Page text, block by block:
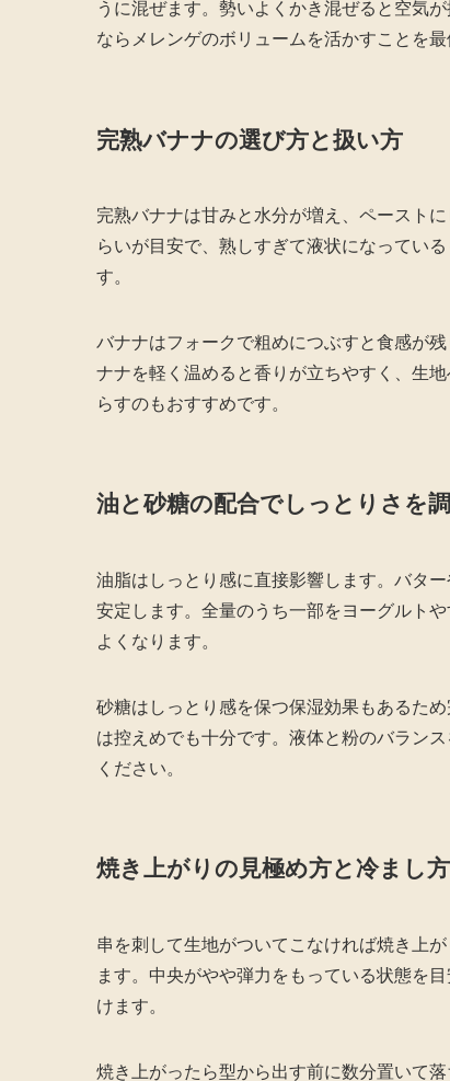
うに混ぜます。勢いよくかき混ぜると空気
ならメレンゲのボリュームを活かすことを最
完熟バナナの選び方と扱い方
完熟バナナは甘みと水分が増え、ペースト
らいが目安で、熟しすぎて液状になってい
す。
バナナはフォークで粗めにつぶすと食感が
ナナを軽く温めると香りが立ちやすく、生
らすのもおすすめです。
油と砂糖の配合でしっとりさを
油脂はしっとり感に直接影響します。バタ
安定します。全量のうち一部をヨーグルト
よくなります。
砂糖はしっとり感を保つ保湿効果もあるた
は控えめでも十分です。液体と粉のバラン
ください。
焼き上がりの見極め方と冷まし方
串を刺して生地がついてこなければ焼き上
ます。中央がやや弾力をもっている状態を
けます。
焼き上がったら型から出す前に数分置いて